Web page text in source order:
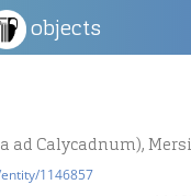
objects
ad Calycadnum),
1146857